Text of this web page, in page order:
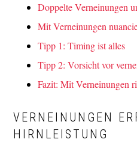
Doppelte Verneinungen
Mit Verneinungen
Tipp 1: Timing ist alles
Tipp 2: Vorsicht vor
Fazit: Mit Verneinungen
VERNEINUNGEN
HIRNLEISTUNG